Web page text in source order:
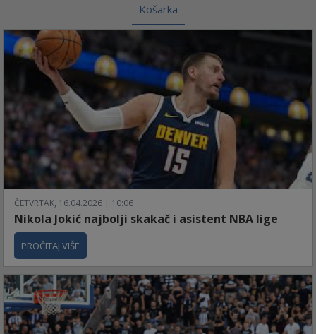
Košarka
ČETVRTAK, 16.04.2026 | 10:06
Nikola Jokić najbolji skakač i asistent NBA lige
PROČITAJ VIŠE